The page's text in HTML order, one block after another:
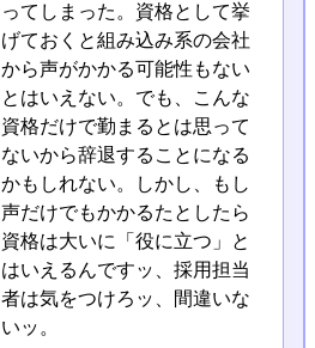
ってしまった。資格として挙
げておくと組み込み系の会社
から声がかかる可能性もない
とはいえない。でも、こんな
資格だけで勤まるとは思って
ないから辞退することになる
かもしれない。しかし、もし
声だけでもかかるたとしたら
資格は大いに「役に立つ」と
はいえるんですッ、採用担当
者は気をつけろッ、間違いな
いッ。